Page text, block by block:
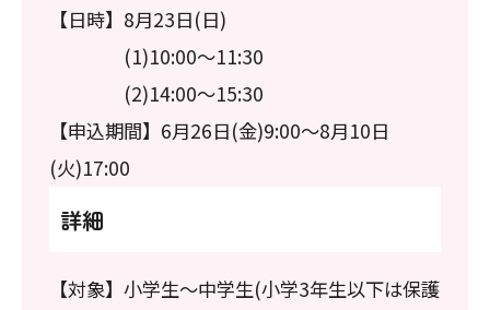
【日時】8月23日(日)
(1)10:00～11:30
(2)14:00～15:30
【申込期間】6月26日(金)9:00～8月10日
(火)17:00
詳細
【対象】小学生～中学生(小学3年生以下は保護